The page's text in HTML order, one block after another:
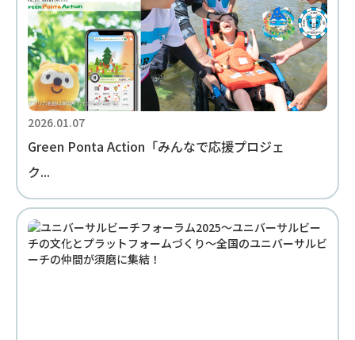
2026.01.07
Green Ponta Action「みんなで応援プロジェ
ク...